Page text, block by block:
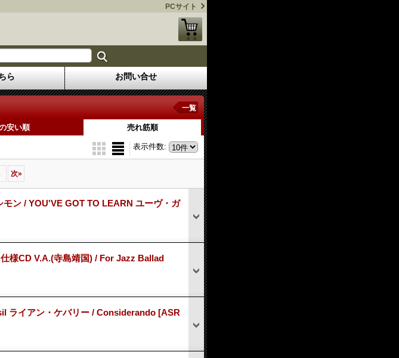
PCサイト
ら お問い合せ
一覧
安い順 売れ筋順
表示件数:
次»
ン / YOU'VE GOT TO LEARN ユーヴ・ガ
様CD V.A.(寺島靖国) / For Jazz Ballad
ライアン・ケバリー / Considerando [ASR